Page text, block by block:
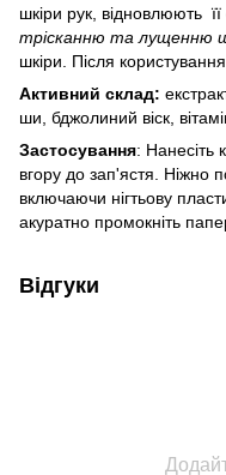
шкіри рук, відновлюють
трісканню та лущенню
шкіри. Після
Активний склад:
ши, бджолиний віск,
Застосування: Нанесіть
вгору до зап'ястя. Ніжно
включаючи нігтьову
акуратно промокніть
Відгуки